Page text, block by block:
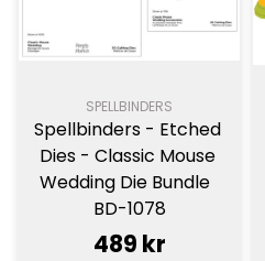
SPELLBINDERS
Spellbinders - Etched
Dies - Classic Mouse
Wedding Die Bundle
BD-1078
489 kr